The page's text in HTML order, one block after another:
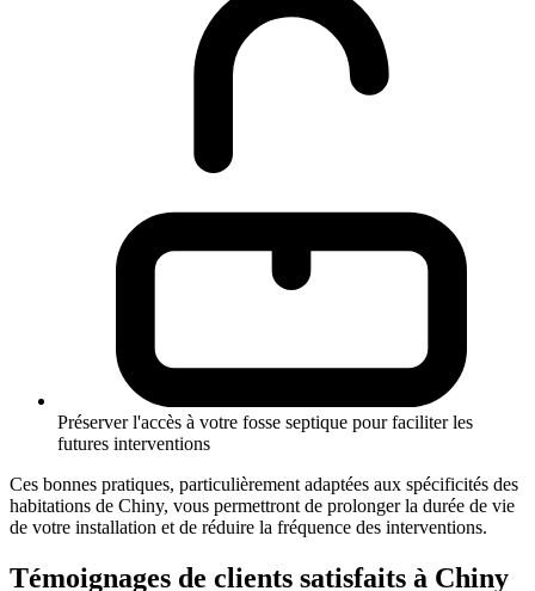
Préserver l'accès à votre fosse septique pour faciliter les
futures interventions
Ces bonnes pratiques, particulièrement adaptées aux spécificités des
habitations de Chiny, vous permettront de prolonger la durée de vie
de votre installation et de réduire la fréquence des interventions.
Témoignages de clients satisfaits à Chiny